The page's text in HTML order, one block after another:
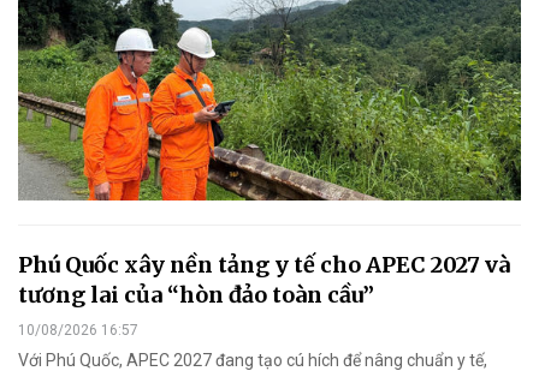
Phú Quốc xây nền tảng y tế cho APEC 2027 và
tương lai của “hòn đảo toàn cầu”
10/08/2026 16:57
Với Phú Quốc, APEC 2027 đang tạo cú hích để nâng chuẩn y tế,